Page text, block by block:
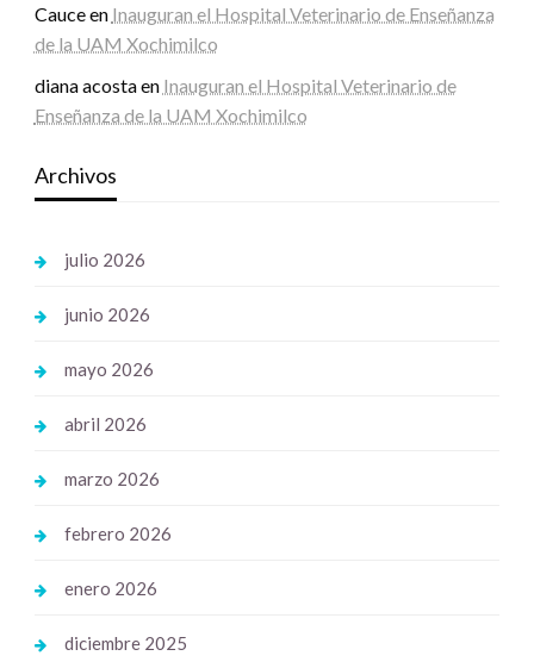
Cauceen Inauguran el Hospital Veterinario de Enseñanza
de la UAM Xochimilco
diana acostaen Inauguran el Hospital Veterinario de
Enseñanza de la UAM Xochimilco
Archivos
julio 2026
junio 2026
mayo 2026
abril 2026
marzo 2026
febrero 2026
enero 2026
diciembre 2025